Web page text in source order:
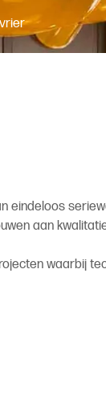
eindeloos
aan
waarbij